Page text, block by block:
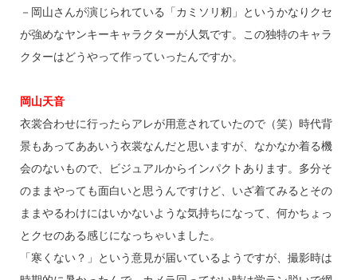
－岡山さんが演じられている「カミソリ籾」というかなりクセ
が強めなヤンキーキャラクターが人気です。この独特のキャラ
クターはどうやって作っていったんですか。
岡山天音
衣裳合わせに行ったらアレが用意されていたので（笑）時代背
景もあってああいう衣裳なんだと思いますが、なかなか着る機
会のないもので、ビジュアルからインパクトあります。多分そ
のままやっても面白いと思うんですけど、いざ着てみるとその
ままやるわけにはいかないような気持ちになって、何かちょっ
とクセのある感じになっちゃいました。
「寒くない？」という意見が届いているようですが、撮影時は